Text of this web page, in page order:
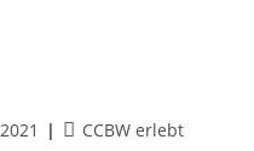
CCBW erlebt